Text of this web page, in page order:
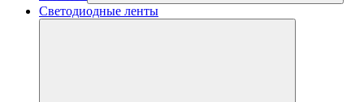
Светодиодные ленты